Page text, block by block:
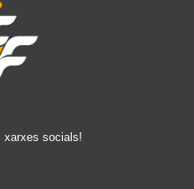
xarxes socials!